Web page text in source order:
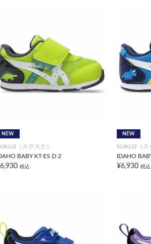
NEW
（スクスク）
BABY KT-ES D 2
税込
NEW
SUKU2（ス
IDAHO
¥6,930 税込